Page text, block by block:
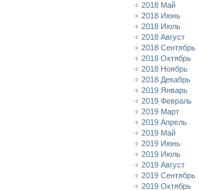
2018 Май
2018 Июнь
2018 Июль
2018 Август
2018 Сентябрь
2018 Октябрь
2018 Ноябрь
2018 Декабрь
2019 Январь
2019 Февраль
2019 Март
2019 Апрель
2019 Май
2019 Июнь
2019 Июль
2019 Август
2019 Сентябрь
2019 Октябрь